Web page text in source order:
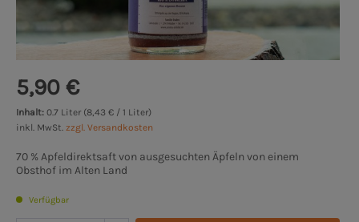
5,90 €
Inhalt: 0.7 Liter (8,43 € / 1 Liter)
inkl. MwSt. zzgl. Versandkosten
70 % Apfeldirektsaft von ausgesuchten Äpfeln von einem
Obsthof im Alten Land
Verfügbar